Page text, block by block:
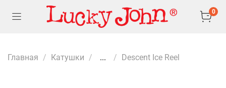
0
Главная Катушки ... Descent Ice Reel